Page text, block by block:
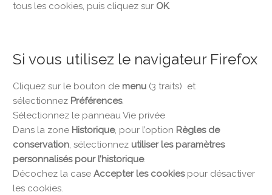
tous les cookies, puis cliquez sur OK.
Si vous utilisez le navigateur Firefox
Cliquez sur le bouton de menu (3 traits) et
sélectionnez Préférences.
Sélectionnez le panneau Vie privée
Dans la zone Historique, pour l’option Règles de
conservation, sélectionnez utiliser les paramètres
personnalisés pour l’historique.
Décochez la case Accepter les cookiespour désactiver
les cookies.